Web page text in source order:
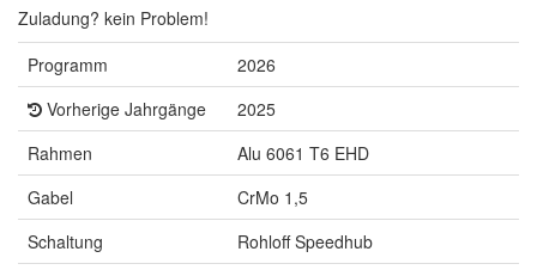
Zuladung? kein Problem!
Programm
2026
Vorherige Jahrgänge
2025
Rahmen
Alu 6061 T6 EHD
Gabel
CrMo 1,5
Schaltung
Rohloff Speedhub